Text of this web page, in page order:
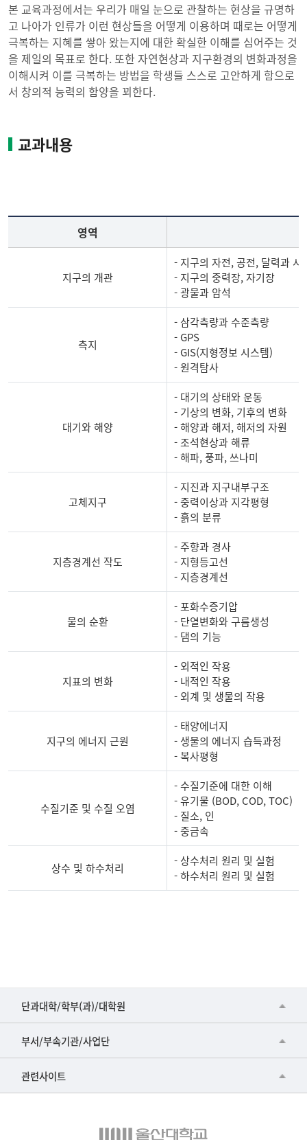
본 교육과정에서는 우리가 매일 눈으로 관찰하는 현상을 규명하
고 나아가 인류가 이런 현상들을 어떻게 이용하며 때로는 어떻게
극복하는 지혜를 쌓아 왔는지에 대한 확실한 이해를 심어주는 것
을 제일의 목표로 한다. 또한 자연현상과 지구환경의 변화과정을
이해시켜 이를 극복하는 방법을 학생들 스스로 고안하게 함으로
서 창의적 능력의 함양을 꾀한다.
교과내용
경
학
영역
지구의 개관
- 지구의 자전, 공전, 달력과 시
- 지구의 중력장, 자기장
- 광물과 암석
측지
- 삼각측량과 수준측량
- GPS
- GIS(지형정보 시스템)
- 원격탐사
대기와 해양
- 대기의 상태와 운동
- 기상의 변화, 기후의 변화
- 해양과 해저, 해저의 자원
- 조석현상과 해류
- 해파, 풍파, 쓰나미
고체지구
- 지진과 지구내부구조
- 중력이상과 지각평형
- 흙의 분류
지층경계선 작도
- 주향과 경사
- 지형등고선
- 지층경계선
물의 순환
- 포화수증기압
- 단열변화와 구름생성
- 댐의 기능
지표의 변화
- 외적인 작용
- 내적인 작용
- 외계 및 생물의 작용
지구의 에너지 근원
- 태양에너지
- 생물의 에너지 습득과정
- 복사평형
수질기준 및 수질 오염
- 수질기준에 대한 이해
- 유기물 (BOD, COD, TOC)
- 질소, 인
- 중금속
상수 및 하수처리
- 상수처리 원리 및 실험
- 하수처리 원리 및 실험
단과대학/학부(과)/대학원
■인문대학
▷국어국문학부
▷일본어·일본학과
▷프랑스어·프랑스학과
부서/부속기관/사업단
공동기기센터
공학교육혁신센터
관련사이트
건강가정지원센터
교수협의회